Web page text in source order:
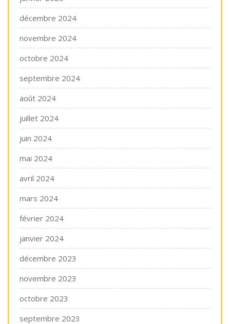
décembre 2024
novembre 2024
octobre 2024
septembre 2024
août 2024
juillet 2024
juin 2024
mai 2024
avril 2024
mars 2024
février 2024
janvier 2024
décembre 2023
novembre 2023
octobre 2023
septembre 2023